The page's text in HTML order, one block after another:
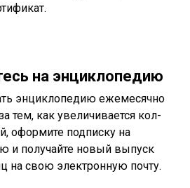
на энциклопедию
энциклопедию ежемесячно
тем, как увеличивается кол-
оформите подписку на
и получайте новый выпуск
на свою электронную почту.